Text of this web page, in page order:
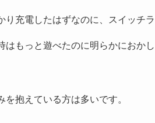
り充電したはずなのに、スイッチ
はもっと遊べたのに明らかにおかし
を抱えている方は多いです。